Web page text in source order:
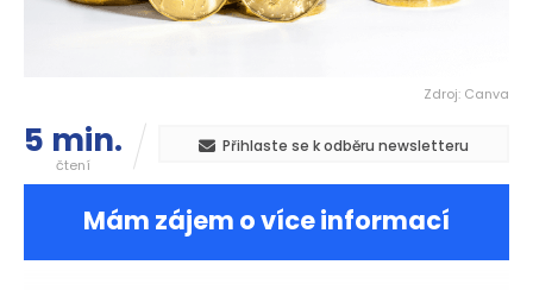
Zdroj: Canva
5 min.
čtení
Přihlaste se k odběru newsletteru
Mám zájem o více informací